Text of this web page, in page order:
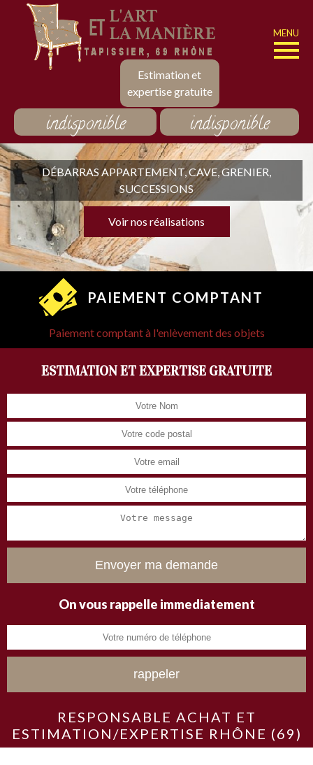
Estimation et
expertise gratuite
MENU
indisponible indisponible
DÉBARRAS APPARTEMENT, CAVE, GRENIER,
SUCCESSIONS
Voir nos réalisations
PAIEMENT COMPTANT
Paiement comptant à l'enlèvement des objets
ESTIMATION ET EXPERTISE GRATUITE
On vous rappelle immediatement
RESPONSABLE ACHAT ET
ESTIMATION/EXPERTISE RHÔNE (69)